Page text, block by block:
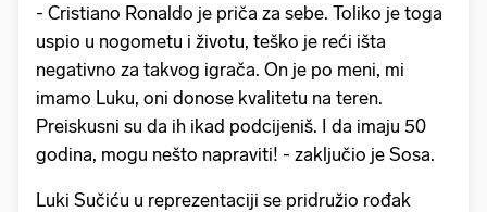
- Cristiano Ronaldo je priča za sebe. Toliko je toga
uspio u nogometu i životu, teško je reći išta
negativno za takvog igrača. On je po meni, mi
imamo Luku, oni donose kvalitetu na teren.
Preiskusni su da ih ikad podcijeniš. I da imaju 50
godina, mogu nešto napraviti! - zaključio je Sosa.
Luki Sučiću u reprezentaciji se pridružio rođak